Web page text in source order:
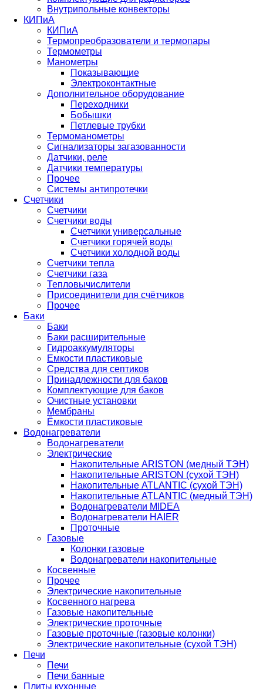
Внутрипольные конвекторы
КИПиА
КИПиА
Термопреобразователи и термопары
Термометры
Манометры
Показывающие
Электроконтактные
Дополнительное оборудование
Переходники
Бобышки
Петлевые трубки
Термоманометры
Сигнализаторы загазованности
Датчики, реле
Датчики температуры
Прочее
Системы антипротечки
Счетчики
Счетчики
Счетчики воды
Счетчики универсальные
Счетчики горячей воды
Счетчики холодной воды
Счетчики тепла
Счетчики газа
Тепловычислители
Присоединители для счётчиков
Прочее
Баки
Баки
Баки расширительные
Гидроаккумуляторы
Емкости пластиковые
Средства для септиков
Принадлежности для баков
Комплектующие для баков
Очистные установки
Мембраны
Ёмкости пластиковые
Водонагреватели
Водонагреватели
Электрические
Накопительные ARISTON (медный ТЭН)
Накопительные ARISTON (сухой ТЭН)
Накопительные ATLANTIC (сухой ТЭН)
Накопительные ATLANTIC (медный ТЭН)
Водонагреватели MIDEA
Водонагреватели HAIER
Проточные
Газовые
Колонки газовые
Водонагреватели накопительные
Косвенные
Прочее
Электрические накопительные
Косвенного нагрева
Газовые накопительные
Электрические проточные
Газовые проточные (газовые колонки)
Электрические накопительные (сухой ТЭН)
Печи
Печи
Печи банные
Плиты кухонные